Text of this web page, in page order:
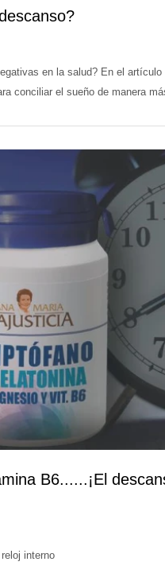
en la salud? En el
conciliar el sueño de manera
B6......¡El
interno